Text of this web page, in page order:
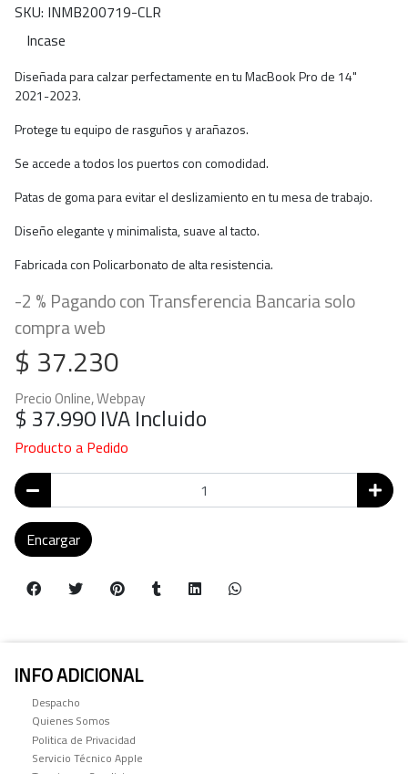
SKU: INMB200719-CLR
Incase
Diseñada para calzar perfectamente en tu MacBook Pro de 14"
2021-2023.
Protege tu equipo de rasguños y arañazos.
Se accede a todos los puertos con comodidad.
Patas de goma para evitar el deslizamiento en tu mesa de trabajo.
Diseño elegante y minimalista, suave al tacto.
Fabricada con Policarbonato de alta resistencia.
-2 % Pagando con Transferencia Bancaria solo
compra web
$ 37.230
Precio Online, Webpay
$ 37.990IVA Incluido
Producto a Pedido
Encargar
INFO ADICIONAL
Despacho
Quienes Somos
Politica de Privacidad
Servicio Técnico Apple